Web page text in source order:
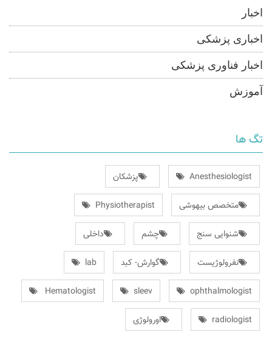
اخبار
اخباری پزشکی
اخبار فناوری پزشکی
آموزش
تگ ها
Anesthesiologist پزشکان
متخصص بیهوشی Physiotherapist
شنوایی سنج چشم داخلی
نفرولوژیست گوارش- کبد lab
ophthalmologist
sleev
Hematologist
radiologist اورولوژی